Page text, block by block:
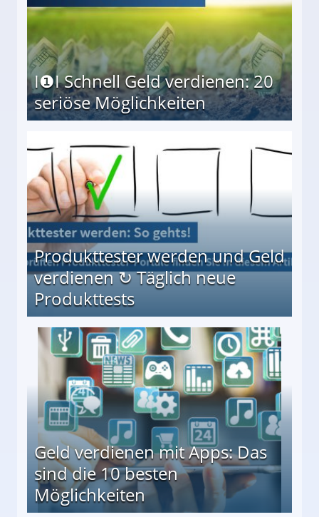
I❶I Schnell Geld verdienen: 20
seriöse Möglichkeiten
Produkttester werden und Geld
verdienen ↻ Täglich neue
Produkttests
↻ Täglich neue Produkttests
Geld verdienen mit Apps: Das
sind die 10 besten
Möglichkeiten